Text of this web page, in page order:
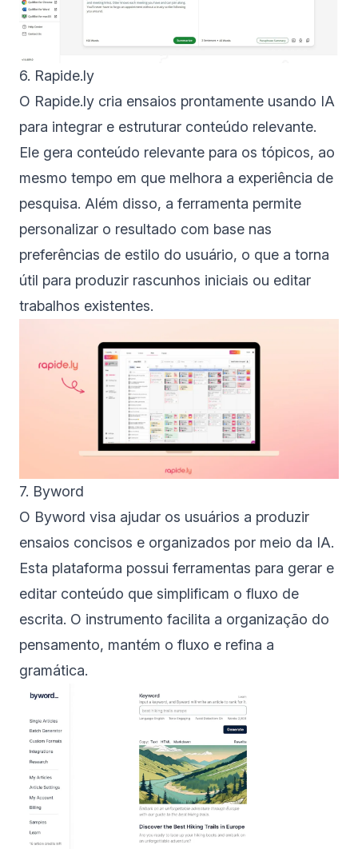
6. Rapide.ly
O Rapide.ly cria ensaios prontamente usando IA
para integrar e estruturar conteúdo relevante.
Ele gera conteúdo relevante para os tópicos, ao
mesmo tempo em que melhora a experiência de
pesquisa. Além disso, a ferramenta permite
personalizar o resultado com base nas
preferências de estilo do usuário, o que a torna
útil para produzir rascunhos iniciais ou editar
trabalhos existentes.
7. Byword
O Byword visa ajudar os usuários a produzir
ensaios concisos e organizados por meio da IA.
Esta plataforma possui ferramentas para gerar e
editar conteúdo que simplificam o fluxo de
escrita. O instrumento facilita a organização do
pensamento, mantém o fluxo e refina a
gramática.